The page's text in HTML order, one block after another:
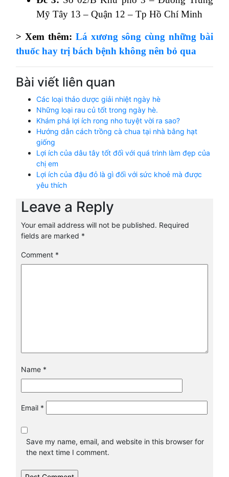
Mỹ Tây 13 – Quận 12 – Tp Hồ Chí Minh
> Xem thêm: Lá xương sông cùng những bài
thuốc hay trị bách bệnh không nên bỏ qua
Bài viết liên quan
Các loại thảo dược giải nhiệt ngày hè
Những loại rau củ tốt trong ngày hè.
Khám phá lợi ích rong nho tuyệt vời ra sao?
Hướng dẫn cách trồng cà chua tại nhà bằng hạt
giống
Lợi ích của dâu tây tốt đối với quá trình làm đẹp của
chị em
Lợi ích của đậu đỏ là gì đối với sức khoẻ mà được
yêu thích
Leave a Reply
Your email address will not be published. Required
fields are marked *
Comment *
Name *
Email *
Save my name, email, and website in this browser for
the next time I comment.